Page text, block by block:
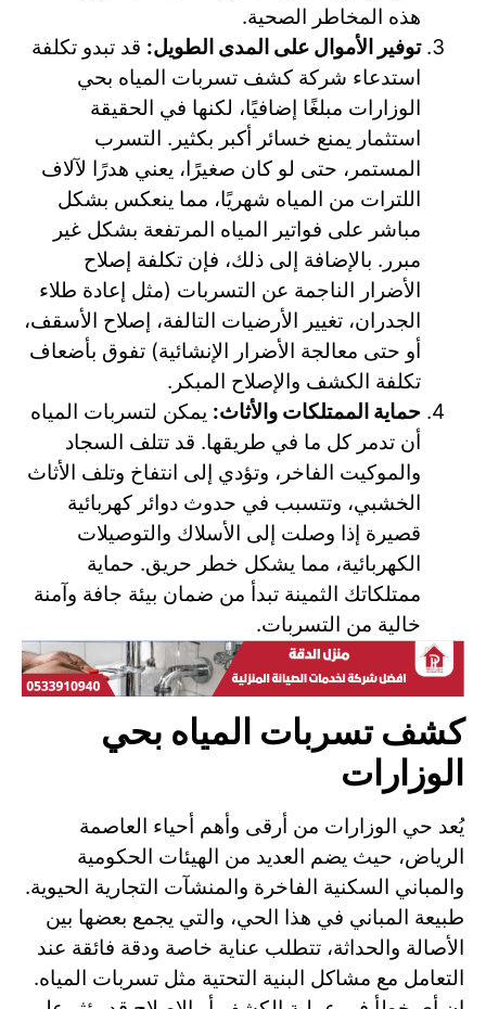
هذه المخاطر الصحية.
توفير الأموال على المدى الطويل: قد تبدو تكلفة
استدعاء شركة كشف تسربات المياه بحي
الوزارات مبلغًا إضافيًا، لكنها في الحقيقة
استثمار يمنع خسائر أكبر بكثير. التسرب
المستمر، حتى لو كان صغيرًا، يعني هدرًا لآلاف
اللترات من المياه شهريًا، مما ينعكس بشكل
مباشر على فواتير المياه المرتفعة بشكل غير
مبرر. بالإضافة إلى ذلك، فإن تكلفة إصلاح
الأضرار الناجمة عن التسربات (مثل إعادة طلاء
الجدران، تغيير الأرضيات التالفة، إصلاح الأسقف،
أو حتى معالجة الأضرار الإنشائية) تفوق بأضعاف
تكلفة الكشف والإصلاح المبكر.
حماية الممتلكات والأثاث: يمكن لتسربات المياه
أن تدمر كل ما في طريقها. قد تتلف السجاد
والموكيت الفاخر، وتؤدي إلى انتفاخ وتلف الأثاث
الخشبي، وتتسبب في حدوث دوائر كهربائية
قصيرة إذا وصلت إلى الأسلاك والتوصيلات
الكهربائية، مما يشكل خطر حريق. حماية
ممتلكاتك الثمينة تبدأ من ضمان بيئة جافة وآمنة
خالية من التسربات.
كشف تسربات المياه بحي
الوزارات
يُعد حي الوزارات من أرقى وأهم أحياء العاصمة
الرياض، حيث يضم العديد من الهيئات الحكومية
والمباني السكنية الفاخرة والمنشآت التجارية الحيوية.
طبيعة المباني في هذا الحي، والتي يجمع بعضها بين
الأصالة والحداثة، تتطلب عناية خاصة ودقة فائقة عند
التعامل مع مشاكل البنية التحتية مثل تسربات المياه.